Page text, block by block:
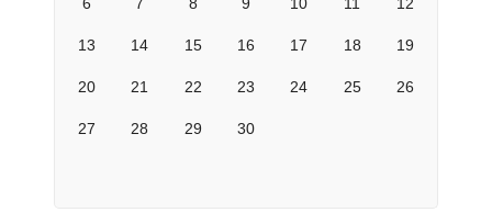
6 7 8 9 10 11 12
13 14 15 16 17 18 19
20 21 22 23 24 25 26
27 28 29 30